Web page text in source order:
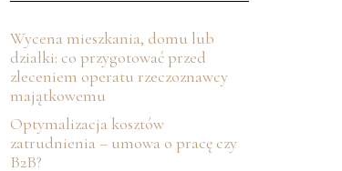
Wycena mieszkania, domu lub
działki: co przygotować przed
zleceniem operatu rzeczoznawcy
majątkowemu
Optymalizacja kosztów
zatrudnienia – umowa o pracę czy
B2B?